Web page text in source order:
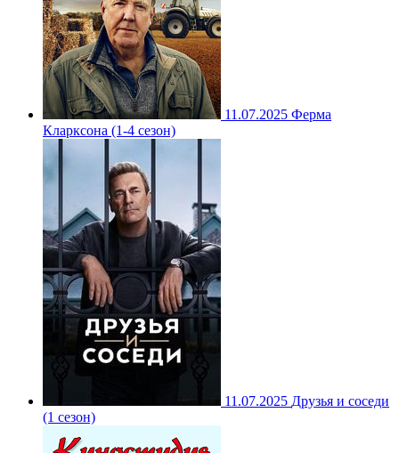
11.07.2025 Ферма
Кларксона (1-4 сезон)
11.07.2025 Друзья и соседи
(1 сезон)